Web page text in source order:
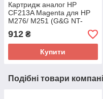
Картридж аналог HP
CF213A Magenta для HP
M276/ M251 (G&G NT-
CF213A)
912 ₴
Купити
Подібні товари